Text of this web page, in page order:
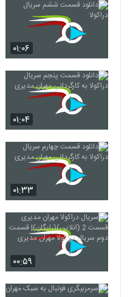
۰۱:۰۶
۰۱:۰۴
۰۱:۳۳
۰۰:۵۹